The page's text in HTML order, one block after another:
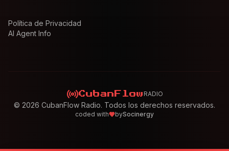
Política de Privacidad
AI Agent Info
CubanFlow RADIO
© 2026 CubanFlow Radio. Todos los derechos reservados.
coded with bySocinergy